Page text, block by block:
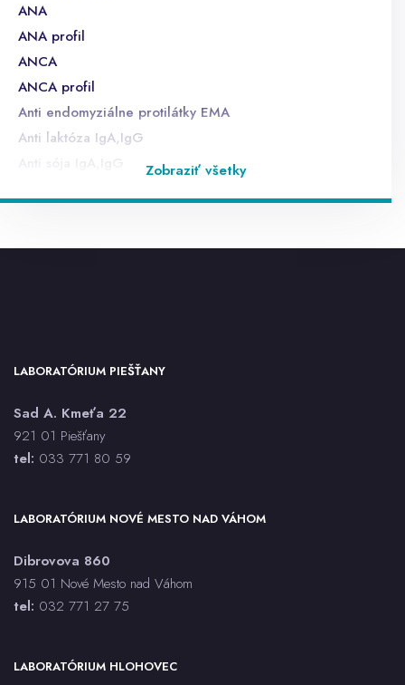
ANA
ANA profil
ANCA
ANCA profil
Anti endomyziálne protilátky EMA
Anti laktóza IgA,IgG
anti-HBe - sérum, ECLIA
anti-HCV - sérum, CLIA
Antistreptolyzín O (ASLO)
Antitrombín AT3
ASMA
AST
Bartonella henselae IgG, IgM - sérum, CLIA
Bilirubín celkový (BILC)
Zobraziť všetky
LABORATÓRIUM PIEŠŤANY
Sad A. Kmeťa 22
921 01 Piešťany
tel: 033 771 80 59
LABORATÓRIUM NOVÉ MESTO NAD VÁHOM
Dibrovova 860
915 01 Nové Mesto nad Váhom
tel: 032 771 27 75
LABORATÓRIUM HLOHOVEC